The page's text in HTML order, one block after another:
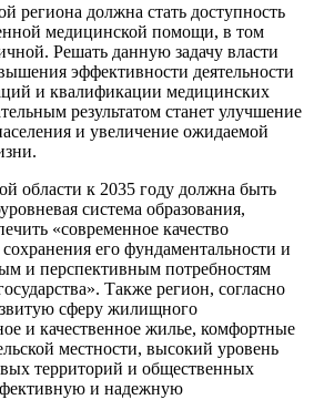
региона должна стать доступность
медицинской помощи, в том
Решать данную задачу власти
эффективности деятельности
и квалификации медицинских
результатом станет улучшение
и увеличение ожидаемой
области к 2035 году должна быть
система образования,
«современное качество
его фундаментальности и
и перспективным потребностям
Также регион, согласно
сферу жилищного
и качественное жилье, комфортные
местности, высокий уровень
территорий и общественных
и надежную